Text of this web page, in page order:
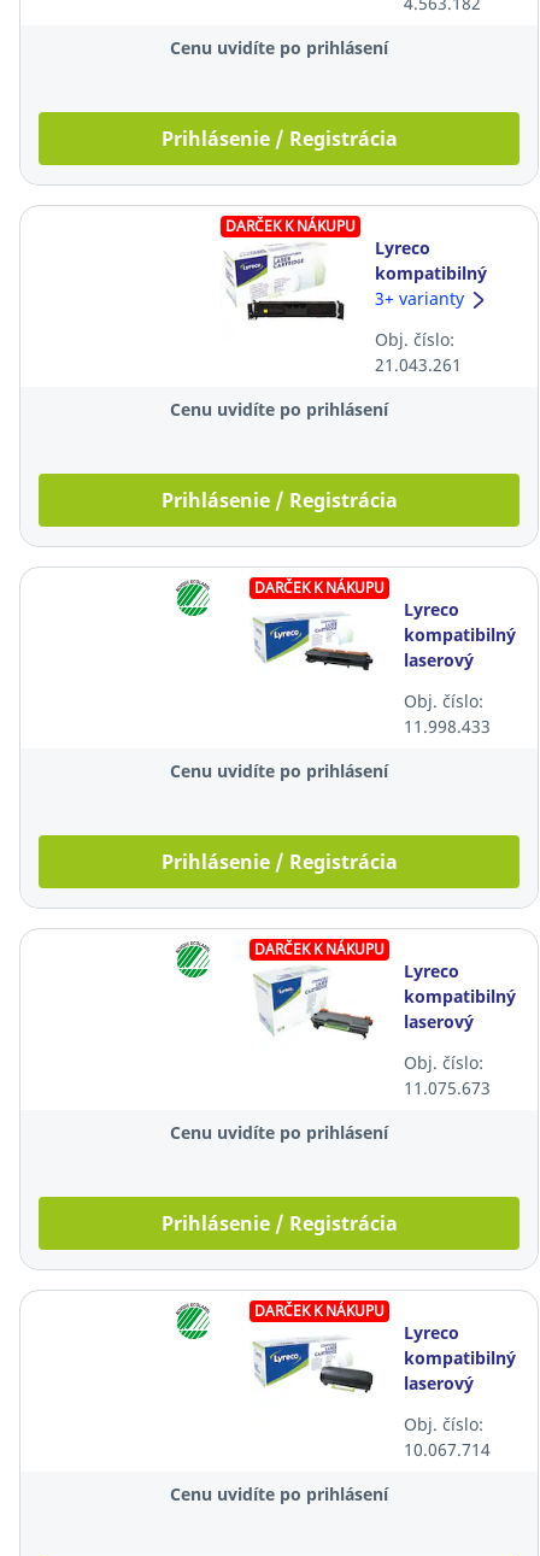
čierny
Cenu uvidíte po prihlásení
Prihlásenie / Registrácia
DARČEK K NÁKUPU
Lyreco
kompatibilný
toner HP
3+ varianty
Obj. číslo:
21.043.261
Cenu uvidíte po prihlásení
Prihlásenie / Registrácia
DARČEK K NÁKUPU
Lyreco
kompatibilný
laserový
TN2420,
čierny
Obj. číslo:
11.998.433
Cenu uvidíte po prihlásení
Prihlásenie / Registrácia
DARČEK K NÁKUPU
Lyreco
kompatibilný
laserový
TN3480,
čierny
Obj. číslo:
11.075.673
Cenu uvidíte po prihlásení
Prihlásenie / Registrácia
DARČEK K NÁKUPU
Lyreco
kompatibilný
laserový
Lexmark
50F2H00,
Obj. číslo:
10.067.714
Cenu uvidíte po prihlásení